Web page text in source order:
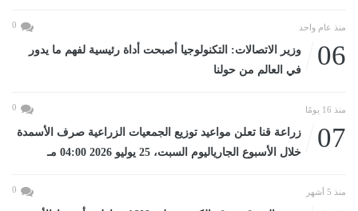
منذ عام واحد 0
06
وزير الاتصالات: التكنولوجيا أصبحت أداة رئيسية لفهم ما يدور
في العالم من حولنا
منذ 16 يومًا 0
07
زراعة قنا تعلن مواعيد توزيع الجمعيات الزراعية صرف الأسمدة
خلال الأسبوع الجارياليوم السبت، 25 يوليو 2026 04:00 مـ
منذ 5 أشهر 0